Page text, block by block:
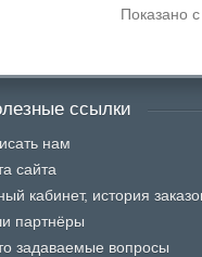
Показано
ссылки
нам
сайта
кабинет, история
партнёры
задаваемые вопросы